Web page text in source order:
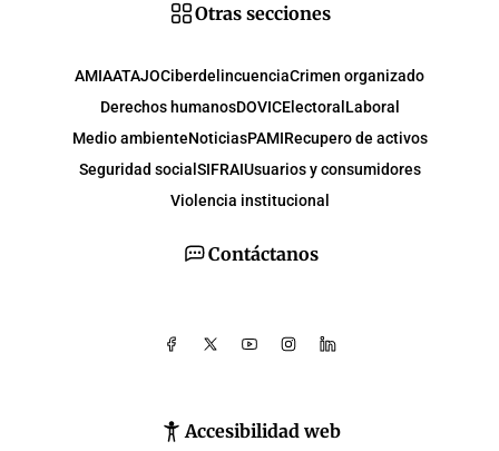
Contáctanos
Accesibilidad web
Otras secciones
AMIAATAJOCiberdelincuenciaCrimen organizado
Derechos humanosDOVICElectoral Laboral
Medio ambienteNoticiasPAMIRecupero de activos
Seguridad social SIFRAIUsuarios y consumidores
Violencia institucional